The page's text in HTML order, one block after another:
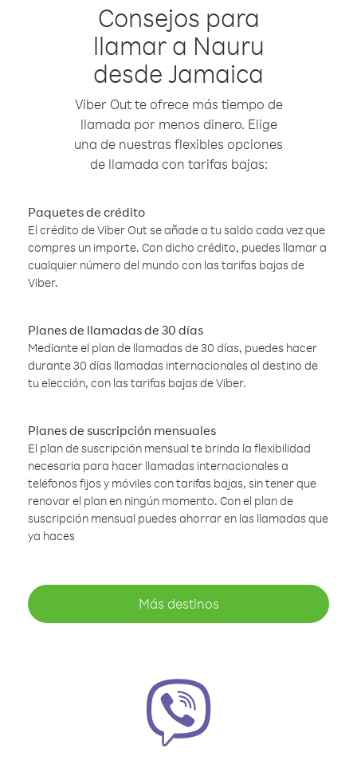
Consejos para
llamar a Nauru
desde Jamaica
Viber Out te ofrece más tiempo de
llamada por menos dinero. Elige
una de nuestras flexibles opciones
de llamada con tarifas bajas:
Paquetes de crédito
El crédito de Viber Out se añade a tu saldo cada vez que
compres un importe. Con dicho crédito, puedes llamar a
cualquier número del mundo con las tarifas bajas de
Viber.
Planes de llamadas de 30 días
Mediante el plan de llamadas de 30 días, puedes hacer
durante 30 días llamadas internacionales al destino de
tu elección, con las tarifas bajas de Viber.
Planes de suscripción mensuales
El plan de suscripción mensual te brinda la flexibilidad
necesaria para hacer llamadas internacionales a
teléfonos fijos y móviles con tarifas bajas, sin tener que
renovar el plan en ningún momento. Con el plan de
suscripción mensual puedes ahorrar en las llamadas que
ya haces
Más destinos